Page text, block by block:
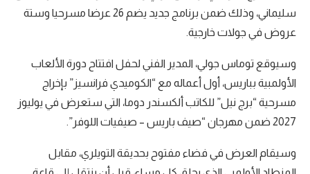
سليماني، وذلك ضمن برنامج جديد يضم 26 عرضا مسرحيا وستة
عروض في جولات خارجية.
وسيوقع توماس جولي، المدير الفني لحفل افتتاح دورة الألعاب
الأولمبية بباريس، أول أعماله مع “الكوميدي فرانسيز” بإخراج
مسرحية “برج نيل” للكاتب ألكسندر دوما، التي ستعرض في يوليوز
2027 ضمن مهرجان “صيف باريس – صيفيات اللوفر”.
وسيقام العرض في فضاء مفتوح بحديقة التويلري، مقابل